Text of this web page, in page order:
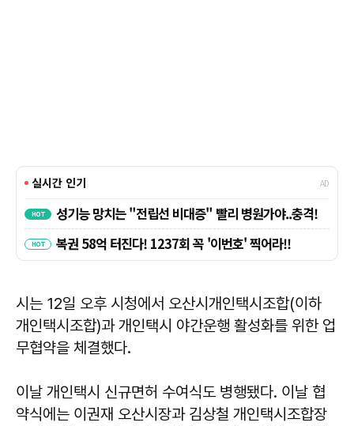
시는 12일 오후 시청에서 오산시개인택시조합(이하
개인택시조합)과 개인택시 야간운행 활성화를 위한 업
무협약을 체결했다.
이날 개인택시 신규면허 수여식도 병행됐다. 이날 협
약식에는 이권재 오산시장과 김상철 개인택시조합장